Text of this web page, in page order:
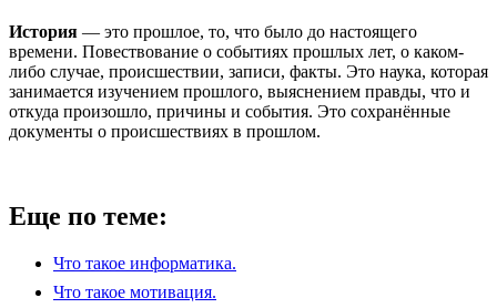
История — это прошлое, то, что было до настоящего
времени. Повествование о событиях прошлых лет, о каком-
либо случае, происшествии, записи, факты. Это наука, которая
занимается изучением прошлого, выяснением правды, что и
откуда произошло, причины и события. Это сохранённые
документы о происшествиях в прошлом.
Еще по теме:
Что такое информатика.
Что такое мотивация.